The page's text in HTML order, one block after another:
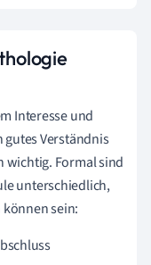
Interesse und
Verständnis
wichtig. Formal sind
unterschiedlich,
sein: